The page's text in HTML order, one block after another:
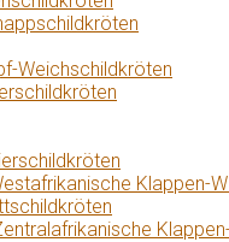
Weichschildkröten
Klappen-